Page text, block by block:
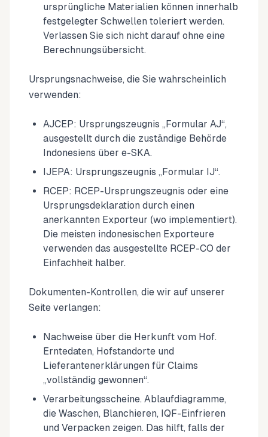
ursprüngliche Materialien können innerhalb
festgelegter Schwellen toleriert werden.
Verlassen Sie sich nicht darauf ohne eine
Berechnungsübersicht.
Ursprungsnachweise, die Sie wahrscheinlich
verwenden:
AJCEP: Ursprungszeugnis „Formular AJ“,
ausgestellt durch die zuständige Behörde
Indonesiens über e-SKA.
IJEPA: Ursprungszeugnis „Formular IJ“.
RCEP: RCEP-Ursprungszeugnis oder eine
Ursprungsdeklaration durch einen
anerkannten Exporteur (wo implementiert).
Die meisten indonesischen Exporteure
verwenden das ausgestellte RCEP-CO der
Einfachheit halber.
Dokumenten-Kontrollen, die wir auf unserer
Seite verlangen:
Nachweise über die Herkunft vom Hof.
Erntedaten, Hofstandorte und
Lieferantenerklärungen für Claims
„vollständig gewonnen“.
Verarbeitungsscheine. Ablaufdiagramme,
die Waschen, Blanchieren, IQF-Einfrieren
und Verpacken zeigen. Das hilft, falls der